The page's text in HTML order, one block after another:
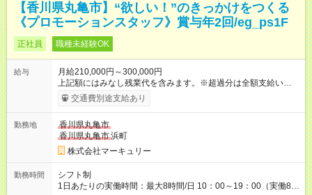
【香川県丸亀市】“欲しい！”のきっかけをつくる
《プロモーションスタッフ》賞与年2回/eg_ps1F
正社員 職種未経験OK
給与
月給210,000円～300,000円
上記額にはみなし残業代を含みます。※超過分は全額支給いたし
ます。 みなし残業代 14,616円／月 みなし残業時間 10時間／月
※能力やスキルを考慮の上、当社規程により決定します。 ーー
に1回の「年次昇給」があり、仕事での成果にあわせて昇給しま
す。特に頑張っている人は、上長の裁量でさらにプラスの昇給
となることも。努力や成長が収入につながる環境です。 【試用
期間】試用期間あり 試用期間の長さ：3ヶ月 雇用形態、給与は
本採用時と同じです。
交通費別途支給あり
勤務地
香川県丸亀市
香川県丸亀市浜町
株式会社マーキュリー
勤務時間
シフト制
1日あたりの実働時間：最大8時間/日 10：00～19：00（実働8時